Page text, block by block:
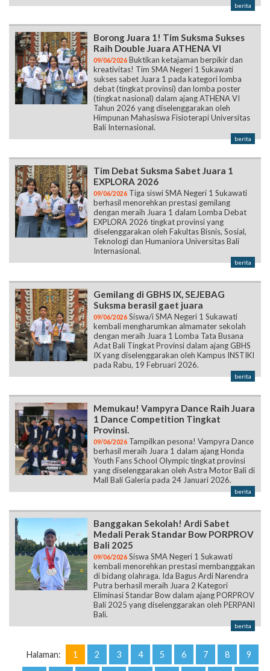
berita
Borong Juara 1! Tim Suksma Sukses
Raih Double Juara ATHENA VI
09/06/2026 Buktikan ketajaman berpikir dan
kreativitas! Tim SMA Negeri 1 Sukawati
sukses sabet Juara 1 pada kategori lomba
debat (tingkat provinsi) dan lomba poster
(tingkat nasional) dalam ajang ATHENA VI
Tahun 2026 yang diselenggarakan oleh
Himpunan Mahasiswa Fisioterapi Universitas
Bali Internasional.
berita
Tim Debat Suksma Sabet Juara 1
EXPLORA 2026
09/06/2026 Tiga siswi SMA Negeri 1 Sukawati
berhasil menorehkan prestasi gemilang
dengan meraih Juara 1 dalam Lomba Debat
EXPLORA 2026 tingkat provinsi yang
diselenggarakan oleh Fakultas Bisnis, Sosial,
Teknologi dan Humaniora Universitas Bali
Internasional.
berita
Gemilang di GBHS IX, SEJEBAG
Suksma berasil gaet juara
09/06/2026 Siswa/i SMA Negeri 1 Sukawati
kembali mengharumkan almamater sekolah
dengan meraih Juara 1 Lomba Tata Busana
Adat Bali Tingkat Provinsi dalam ajang GBHS
IX yang diselenggarakan oleh Kampus INSTIKI
pada Rabu, 19 Februari 2026.
berita
Memukau! Vampyra Dance Raih Juara
1 Dance Competition Tingkat
Provinsi.
09/06/2026 Tampilkan pesona! Vampyra Dance
berhasil meraih Juara 1 dalam ajang Honda
Youth Fans School Olympic tingkat provinsi
yang diselenggarakan oleh Astra Motor Bali di
Mall Bali Galeria pada 24 Januari 2026.
berita
Banggakan Sekolah! Ardi Sabet
Medali Perak Standar Bow PORPROV
Bali 2025
09/06/2026 Siswa SMA Negeri 1 Sukawati
kembali menorehkan prestasi membanggakan
di bidang olahraga. Ida Bagus Ardi Narendra
Putra berhasil meraih Juara 2 Kategori
Eliminasi Standar Bow dalam ajang PORPROV
Bali 2025 yang diselenggarakan oleh PERPANI
Bali.
berita
Halaman: 1 2 3 4 5 6 7 8 9